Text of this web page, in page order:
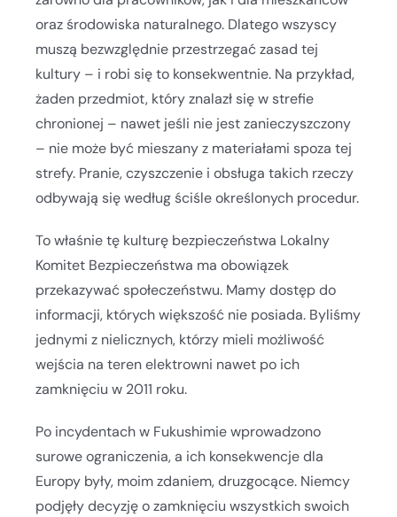
oraz środowiska naturalnego. Dlatego wszyscy
muszą bezwzględnie przestrzegać zasad tej
kultury – i robi się to konsekwentnie. Na przykład,
żaden przedmiot, który znalazł się w strefie
chronionej – nawet jeśli nie jest zanieczyszczony
– nie może być mieszany z materiałami spoza tej
strefy. Pranie, czyszczenie i obsługa takich rzeczy
odbywają się według ściśle określonych procedur.
To właśnie tę kulturę bezpieczeństwa Lokalny
Komitet Bezpieczeństwa ma obowiązek
przekazywać społeczeństwu. Mamy dostęp do
informacji, których większość nie posiada. Byliśmy
jednymi z nielicznych, którzy mieli możliwość
wejścia na teren elektrowni nawet po ich
zamknięciu w 2011 roku.
Po incydentach w Fukushimie wprowadzono
surowe ograniczenia, a ich konsekwencje dla
Europy były, moim zdaniem, druzgocące. Niemcy
podjęły decyzję o zamknięciu wszystkich swoich